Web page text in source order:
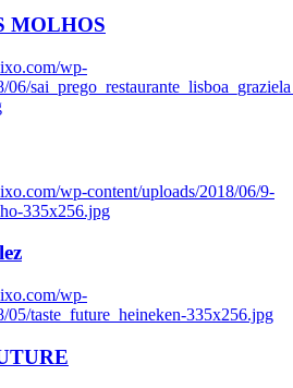
MOLHOS
wp-
06/
wp-content/uploads/2018/06/9-
335x256.jpg
wp-
05/taste_future_heineken-335x256.jpg